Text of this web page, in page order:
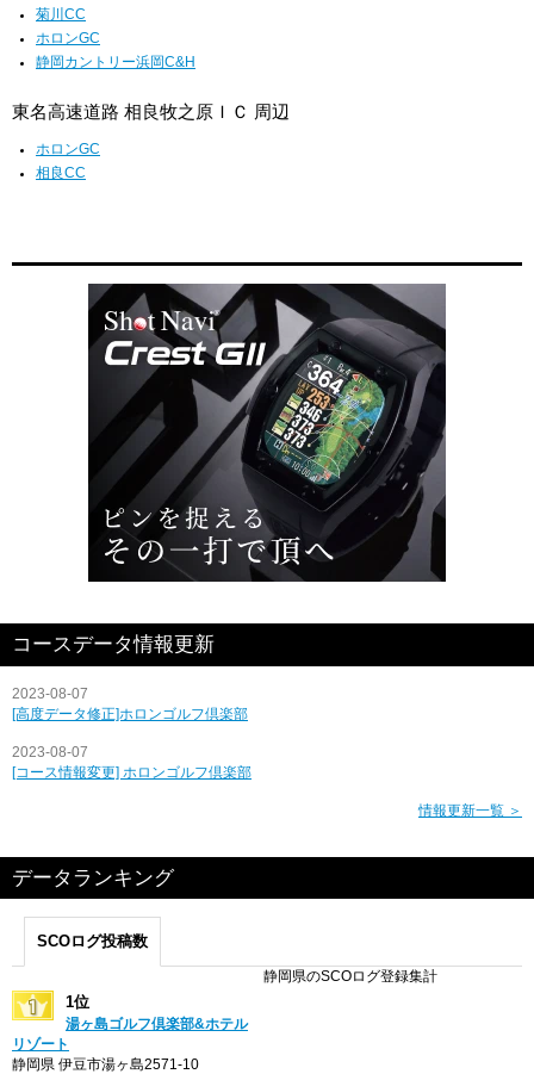
菊川CC
ホロンGC
静岡カントリー浜岡C&H
東名高速道路 相良牧之原ＩＣ 周辺
ホロンGC
相良CC
コースデータ情報更新
2023-08-07
[高度データ修正]ホロンゴルフ倶楽部
2023-08-07
[コース情報変更] ホロンゴルフ倶楽部
情報更新一覧 ＞
データランキング
SCOログ投稿数
静岡県のSCOログ登録集計
1位
湯ヶ島ゴルフ倶楽部&ホテル
リゾート
静岡県 伊豆市湯ヶ島2571-10